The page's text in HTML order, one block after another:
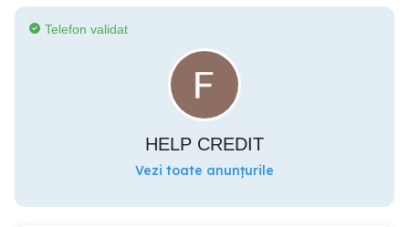
Telefon validat
HELP CREDIT
Vezi toate anunțurile